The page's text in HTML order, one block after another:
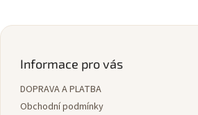
Z
Informace pro vás
DOPRAVA A PLATBA
Obchodní podmínky